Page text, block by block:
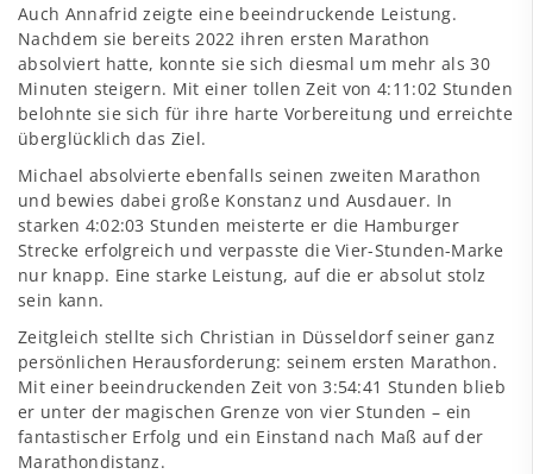
Auch Annafrid zeigte eine beeindruckende Leistung.
Nachdem sie bereits 2022 ihren ersten Marathon
absolviert hatte, konnte sie sich diesmal um mehr als 30
Minuten steigern. Mit einer tollen Zeit von 4:11:02 Stunden
belohnte sie sich für ihre harte Vorbereitung und erreichte
überglücklich das Ziel.
Michael absolvierte ebenfalls seinen zweiten Marathon
und bewies dabei große Konstanz und Ausdauer. In
starken 4:02:03 Stunden meisterte er die Hamburger
Strecke erfolgreich und verpasste die Vier-Stunden-Marke
nur knapp. Eine starke Leistung, auf die er absolut stolz
sein kann.
Zeitgleich stellte sich Christian in Düsseldorf seiner ganz
persönlichen Herausforderung: seinem ersten Marathon.
Mit einer beeindruckenden Zeit von 3:54:41 Stunden blieb
er unter der magischen Grenze von vier Stunden – ein
fantastischer Erfolg und ein Einstand nach Maß auf der
Marathondistanz.